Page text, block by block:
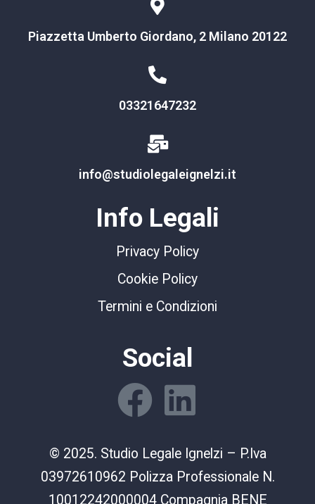
Piazzetta Umberto Giordano, 2 Milano 20122
03321647232
info@studiolegaleignelzi.it
Info Legali
Privacy Policy
Cookie Policy
Termini e Condizioni
Social
© 2025. Studio Legale Ignelzi – P.Iva
03972610962 Polizza Professionale N.
10012242000004 Compagnia BENE